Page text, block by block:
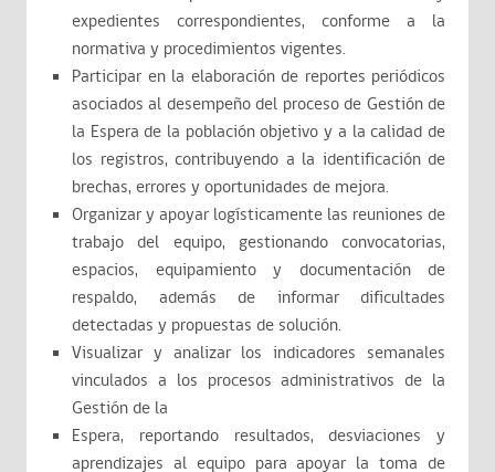
expedientes correspondientes, conforme a la
normativa y procedimientos vigentes.
Participar en la elaboración de reportes periódicos
asociados al desempeño del proceso de Gestión de
la Espera de la población objetivo y a la calidad de
los registros, contribuyendo a la identificación de
brechas, errores y oportunidades de mejora.
Organizar y apoyar logísticamente las reuniones de
trabajo del equipo, gestionando convocatorias,
espacios, equipamiento y documentación de
respaldo, además de informar dificultades
detectadas y propuestas de solución.
Visualizar y analizar los indicadores semanales
vinculados a los procesos administrativos de la
Gestión de la
Espera, reportando resultados, desviaciones y
aprendizajes al equipo para apoyar la toma de